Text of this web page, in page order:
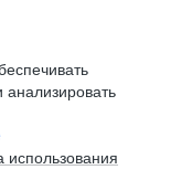
использования